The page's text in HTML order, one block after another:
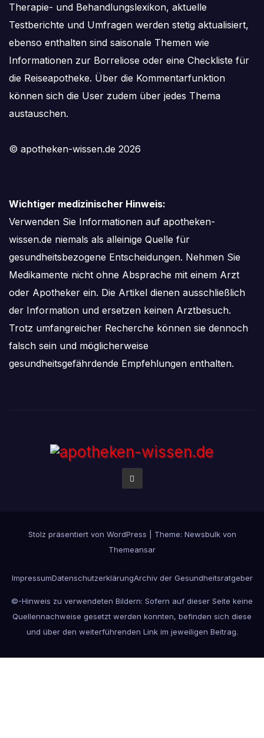
Therapie- und Behandlungslexikon, aktuelle
Testberichte und Umfragen werden stetig aktualisiert,
ebenso enthalten sind saisonale Themen wie
Informationen zur Borreliose oder eine Checkliste für
die Reiseapotheke. Über die Kommentarfunktion
können sich die User zudem über jedes Thema
austauschen.
© apotheken-wissen.de 2026
Wichtiger medizinischer Hinweis:
Verwenden Sie Informationen auf apotheken-
wissen.de niemals als alleinige Quelle für
gesundheitsbezogene Entscheidungen. Nehmen Sie
Medikamente nicht ohne Absprache mit einem Arzt
oder Apotheker ein. Die Artikel dienen ausschließlich
der Information und ersetzen keinen Arztbesuch.
Trotz umfangreicher Recherche können sie dennoch
falsch sein und möglicherweise
gesundheitsgefährdende Empfehlungen enthalten.
Stolz präsentiert von WordPress Theme: Newsbulkvon
Themeansar
ImpressumDatenschutzerklärungArchiv der Gesundheitsratgeber
©-Hinweis zu verwendeten Bildern: Sofern auf dieser Seite keine
Quellennachweise gesetzt werden konnten, befinden sich diese
und über den weiterführenden Link im jeweiligen Beitrag.